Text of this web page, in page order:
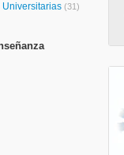
Universitarias (31)